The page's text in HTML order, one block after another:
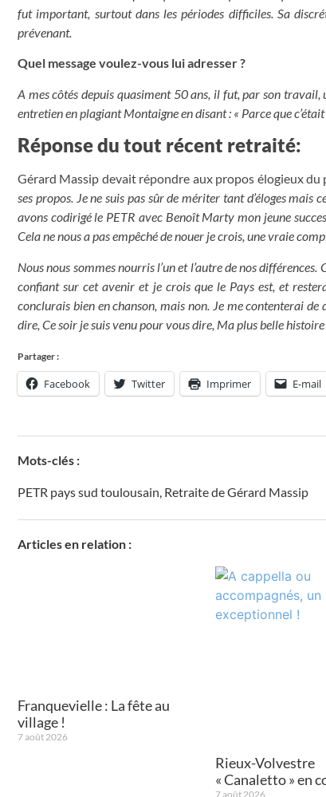
fut important, surtout dans les périodes difficiles. Sa
prévenant.
Quel message voulez-vous lui adresser ?
A mes côtés depuis quasiment 50 ans, il fut, par son
entretien en plagiant Montaigne en disant : « Parce que c’était
Réponse du tout récent retraité:
Gérard Massip devait répondre aux propos élogieux du
ses propos. Je ne suis pas sûr de mériter tant d’éloges mais
avons codirigé le PETR avec Benoît Marty mon jeune
Cela ne nous a pas empêché de nouer je crois, une vraie
Nous nous sommes nourris l’un et l’autre de nos
confiant sur cet avenir et je crois que le Pays est, et
conclurais bien en chanson, mais non. Je me contenterai de
dire, Ce soir je suis venu pour vous dire, Ma plus belle
Partager :
Facebook Twitter Imprimer E-mail
Mots-clés :
PETR pays sud toulousain, Retraite de Gérard Massip
Articles en relation :
Franquevielle : La fête au
village !
7 août 2026
Rieux-Volvestre
« Canaletto » en
7 août 2026